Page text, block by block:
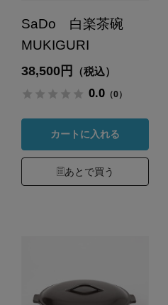
SaDo 白楽茶碗
MUKIGURI
38,500円 （税込）
0.0（0）
カートに入れる
あとで買う